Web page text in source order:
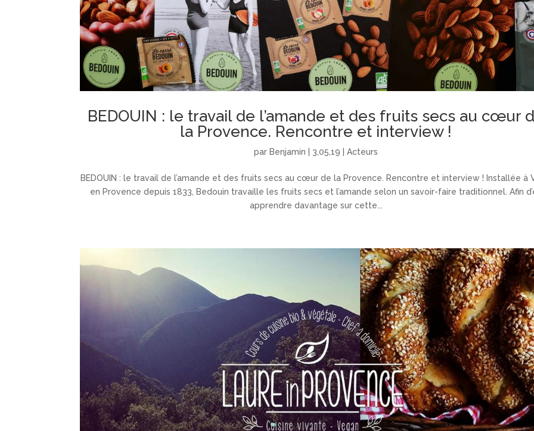
BEDOUIN : le travail de l’amande et des fruits secs au cœur
la Provence. Rencontre et interview !
par Benjamin 3,05,19 |Acteurs
BEDOUIN : le travail de l’amande et des fruits secs au cœur de la Provence. Rencontre et interview ! Installée à
en Provence depuis 1833, Bedouin travaille les fruits secs et l’amande selon un savoir-faire traditionnel. Afin
apprendre davantage sur cette...